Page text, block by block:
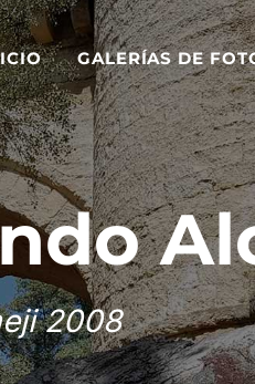
GALERÍAS DE
2008